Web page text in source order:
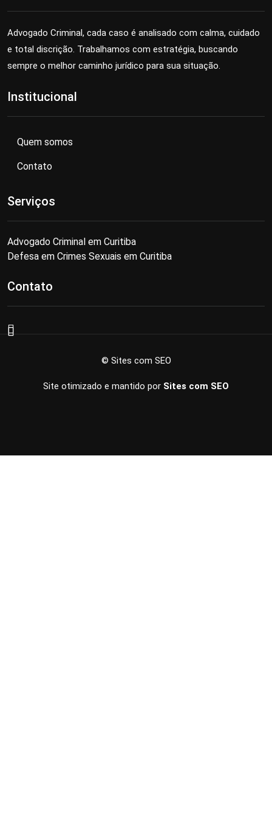
Advogado Criminal, cada caso é analisado com calma, cuidado
e total discrição. Trabalhamos com estratégia, buscando
sempre o melhor caminho jurídico para sua situação.
Institucional
Quem somos
Contato
Serviços
Advogado Criminal em Curitiba
Defesa em Crimes Sexuais em Curitiba
Contato
© Sites com SEO
Site otimizado e mantido por Sites com SEO